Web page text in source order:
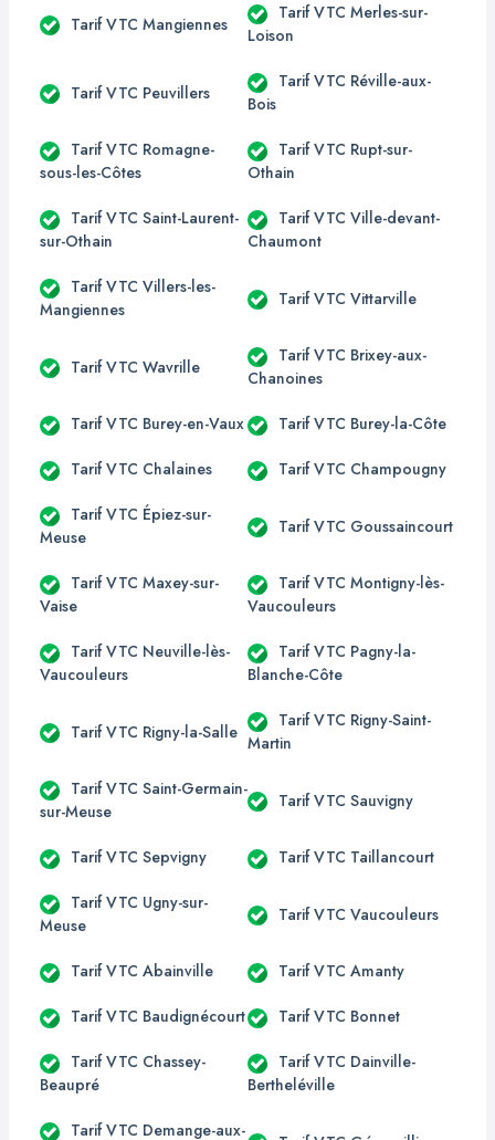
Tarif VTC Mangiennes
Tarif VTC Merles-sur-
Loison
Tarif VTC Peuvillers
Tarif VTC Réville-aux-
Bois
Tarif VTC Romagne-
sous-les-Côtes
Tarif VTC Rupt-sur-
Othain
Tarif VTC Saint-Laurent-
sur-Othain
Tarif VTC Ville-devant-
Chaumont
Tarif VTC Villers-les-
Mangiennes
Tarif VTC Vittarville
Tarif VTC Wavrille
Tarif VTC Brixey-aux-
Chanoines
Tarif VTC Burey-en-Vaux Tarif VTC Burey-la-Côte
Tarif VTC Chalaines Tarif VTC Champougny
Tarif VTC Épiez-sur-
Meuse
Tarif VTC Goussaincourt
Tarif VTC Maxey-sur-
Vaise
Tarif VTC Montigny-lès-
Vaucouleurs
Tarif VTC Neuville-lès-
Vaucouleurs
Tarif VTC Pagny-la-
Blanche-Côte
Tarif VTC Rigny-la-Salle
Tarif VTC Rigny-Saint-
Martin
Tarif VTC Saint-Germain-
sur-Meuse
Tarif VTC Sauvigny
Tarif VTC Sepvigny Tarif VTC Taillancourt
Tarif VTC Ugny-sur-
Meuse
Tarif VTC Vaucouleurs
Tarif VTC Abainville Tarif VTC Amanty
Tarif VTC Baudignécourt Tarif VTC Bonnet
Tarif VTC Chassey-
Beaupré
Tarif VTC Dainville-
Bertheléville
Tarif VTC Demange-aux-